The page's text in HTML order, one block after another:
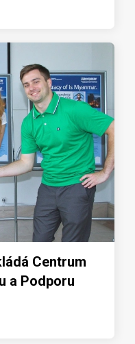
Centrum
a Podporu